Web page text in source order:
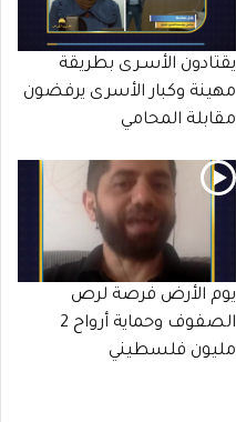
يقتادون الأسـرى بطريقة
مهينة وكبار الأسرى يرفضون
مقابلة المحامي
يوم الأرض فرصة لرص
الصفوف وحماية أرواح 2
مليون فلسطيني